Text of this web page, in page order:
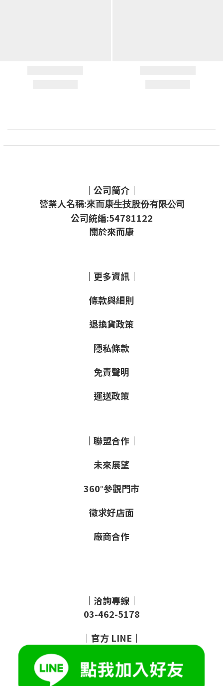
｜公司簡介｜
營業人名稱:來而康生技股份有限公司
公司統編:54781122
關於來而康
｜更多資訊｜
條款與細則
退換貨政策
隱私條款
免責聲明
運送政策
｜聯盟合作｜
未來展望
360°參觀門市
徵求好店面
廠商合作
｜洽詢專線｜
03-462-5178
｜ 官方 LINE ｜